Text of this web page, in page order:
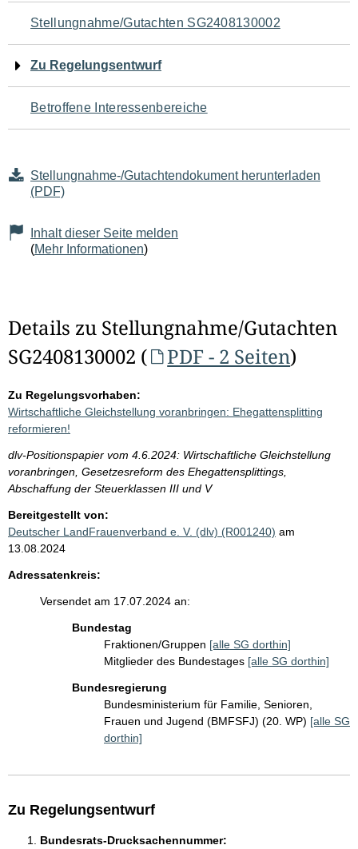
Navigation
für
den
Seiteninhalt
Stellungnahme/Gutachten SG2408130002
Zu Regelungsentwurf
Betroffene Interessenbereiche
Stellungnahme-/Gutachtendokument herunterladen
(PDF)
Inhalt dieser Seite melden
(Mehr Informationen)
Details zu Stellungnahme/Gutachten
SG2408130002 (
PDF - 2 Seiten)
Zu Regelungsvorhaben:
Wirtschaftliche Gleichstellung voranbringen: Ehegattensplitting
reformieren!
dlv-Positionspapier vom 4.6.2024: Wirtschaftliche Gleichstellung
voranbringen, Gesetzesreform des Ehegattensplittings,
Abschaffung der Steuerklassen III und V
Bereitgestellt von:
Deutscher LandFrauenverband e. V. (dlv) (R001240) am
13.08.2024
Adressatenkreis:
Versendet am 17.07.2024 an:
Bundestag
Fraktionen/Gruppen [alle SG dorthin]
Mitglieder des Bundestages [alle SG dorthin]
Bundesregierung
Bundesministerium für Familie, Senioren,
Frauen und Jugend (BMFSFJ) (20. WP) [alle SG
dorthin]
Zu Regelungsentwurf
Bundesrats-Drucksachennummer: